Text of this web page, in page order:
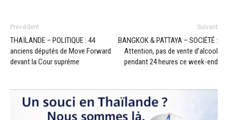
Précédent
THAÏLANDE – POLITIQUE : 44
anciens députés de Move Forward
devant la Cour suprême
Suivant
BANGKOK & PATTAYA – SOCIÉTÉ :
Attention, pas de vente d’alcool
pendant 24 heures ce week-end